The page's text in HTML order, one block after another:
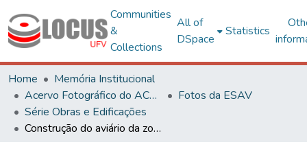
Communities
&
Collections
All of
DSpace
Statistics
Home
Memória Institucional
Acervo Fotográfico do ACH-UFV
Fotos da ESAV
Série Obras e Edificações
Construção do aviário da zootecnia